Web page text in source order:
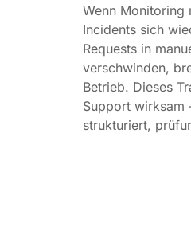
Wenn Monitoring
Incidents sich
Requests in
verschwinden,
Betrieb. Dieses
Support wirksam
strukturiert,